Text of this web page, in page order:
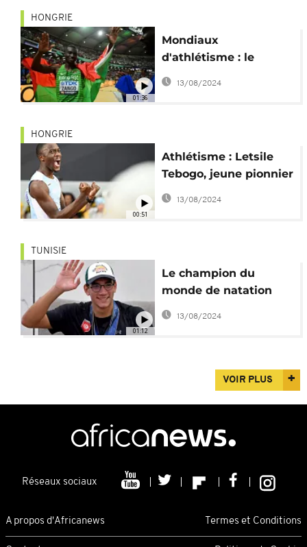
01:36
HONGRIE
Mondiaux
d'athlétisme : le
Burkinabè Zango
sacré au triple saut
13/08/2024
00:51
HONGRIE
Athlétisme : Letsile
Tebogo, jeune pionnier
africain du 100 m
13/08/2024
01:12
TUNISIE
Le champion du
monde de natation
Ayoub Hafnaoui de
13/08/2024
VOIR PLUS
Réseaux sociaux
A propos d'Africanews Termes et Conditions